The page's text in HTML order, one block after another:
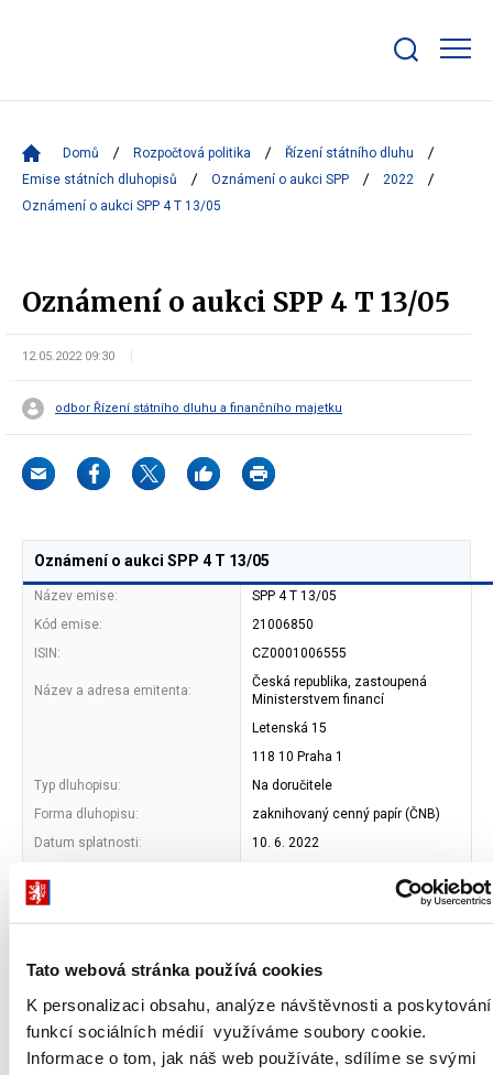
Tato webová stránka používá cookies
K personalizaci obsahu, analýze návštěvnosti a poskytování
funkcí sociálních médií využíváme soubory cookie.
Informace o tom, jak náš web používáte, sdílíme se svými
bar
Domů Rozpočtová politika
Řízení státního dluhu
Emise státních dluhopisů
Oznámení o aukci SPP
2022
Oznámení o aukci SPP 4 T 13/05
Oznámení o aukci SPP 4 T 13/05
12.05.2022 09:30
odbor Řízení státního dluhu a finančního majetku
Oznámení o aukci SPP 4 T 13/05
Název emise:
SPP 4 T 13/05
Kód emise:
21006850
ISIN:
CZ0001006555
Název a adresa emitenta:
Česká republika, zastoupená
Ministerstvem financí
Letenská 15
118 10 Praha 1
Typ dluhopisu:
Na doručitele
Forma dluhopisu:
zaknihovaný cenný papír (ČNB)
Datum splatnosti:
10. 6. 2022
Celková jmenovitá hodnota
nabízená do aukce:*
Uzávěrka příjmu objednávek: